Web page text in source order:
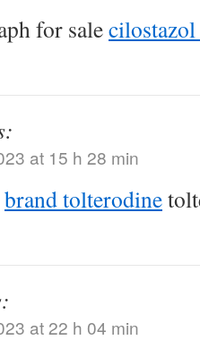
for sale
at 15 h 28 min
brand tolterodine
at 22 h 04 min